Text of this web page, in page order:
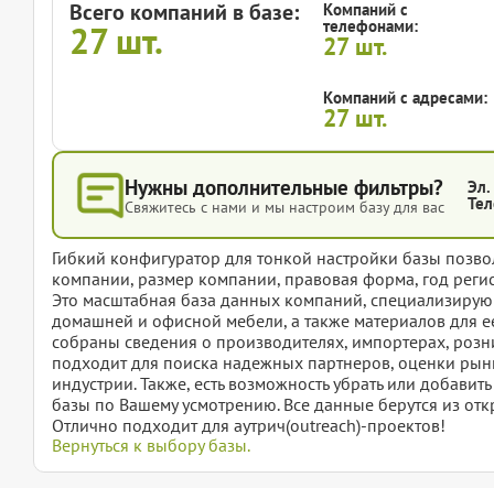
Всего компаний в базе:
27шт.
Компаний с
телефонами:
27 шт.
Компаний с адресами:
27 шт.
Нужны дополнительные фильтры?
Свяжитесь с нами и мы настроим базу для вас
Эл.
Гибкий конфигуратор для тонкой настройки базы
компании, размер компании, правовая форма, год
Это масштабная база данных компаний,
домашней и офисной мебели, а также материалов для
собраны сведения о производителях, импортерах,
подходит для поиска надежных партнеров, оценки
индустрии. Также, есть возможность убрать или
базы по Вашему усмотрению. Все данные берутся из
Отлично подходит для аутрич(outreach)-проектов!
Вернуться к выбору базы.